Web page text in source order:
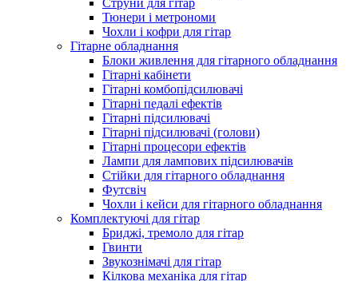
Струни для гітар
Тюнери і метрономи
Чохли і кофри для гітар
Гітарне обладнання
Блоки живлення для гітарного обладнання
Гітарні кабінети
Гітарні комбопідсилювачі
Гітарні педалі ефектів
Гітарні підсилювачі
Гітарні підсилювачі (голови)
Гітарні процесори ефектів
Лампи для лампових підсилювачів
Стійки для гітарного обладнання
Футсвіч
Чохли і кейси для гітарного обладнання
Комплектуючі для гітар
Бриджі, тремоло для гітар
Гвинти
Звукознімачі для гітар
Кілкова механіка для гітар